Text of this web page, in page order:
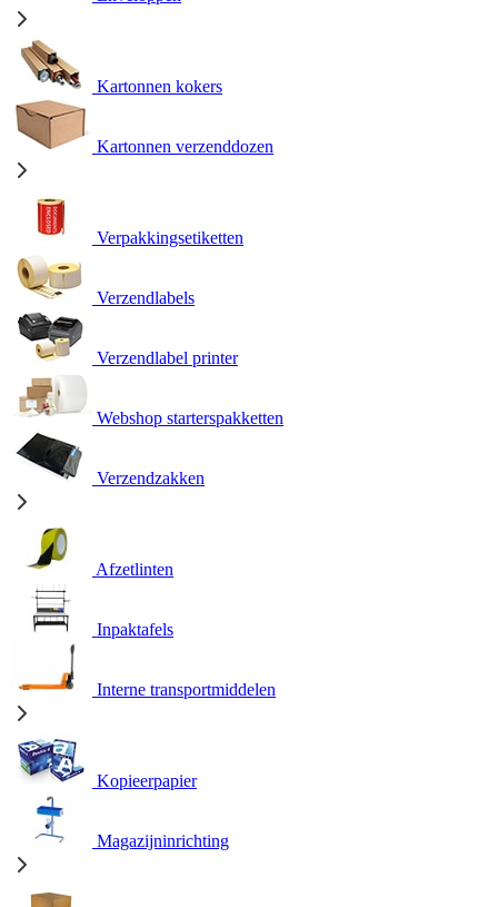
Kartonnen kokers
Kartonnen verzenddozen
Verpakkingsetiketten
Verzendlabels
Verzendlabel printer
Webshop starterspakketten
Verzendzakken
Afzetlinten
Inpaktafels
Interne transportmiddelen
Kopieerpapier
Magazijninrichting